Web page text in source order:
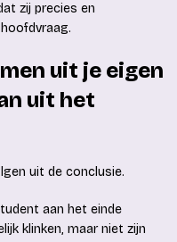
zij precies en
uit je eigen
uit het
uit de conclusie.
aan het einde
klinken, maar niet zijn